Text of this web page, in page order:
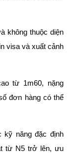
không thuộc diện
visa và xuất cảnh
từ 1m60, nặng
đơn hàng có thể
năng đặc định
từ N5 trở lên, ưu